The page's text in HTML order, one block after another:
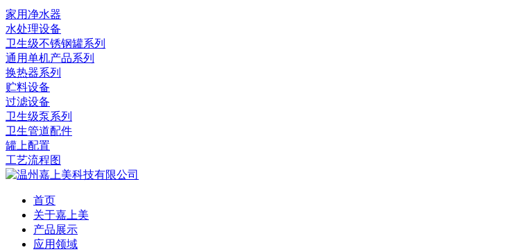
家用净水器
水处理设备
卫生级不锈钢罐系列
通用单机产品系列
换热器系列
贮料设备
过滤设备
卫生级泵系列
卫生管道配件
罐上配置
工艺流程图
首页
关于嘉上美
产品展示
应用领域